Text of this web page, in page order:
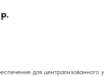
р.
для